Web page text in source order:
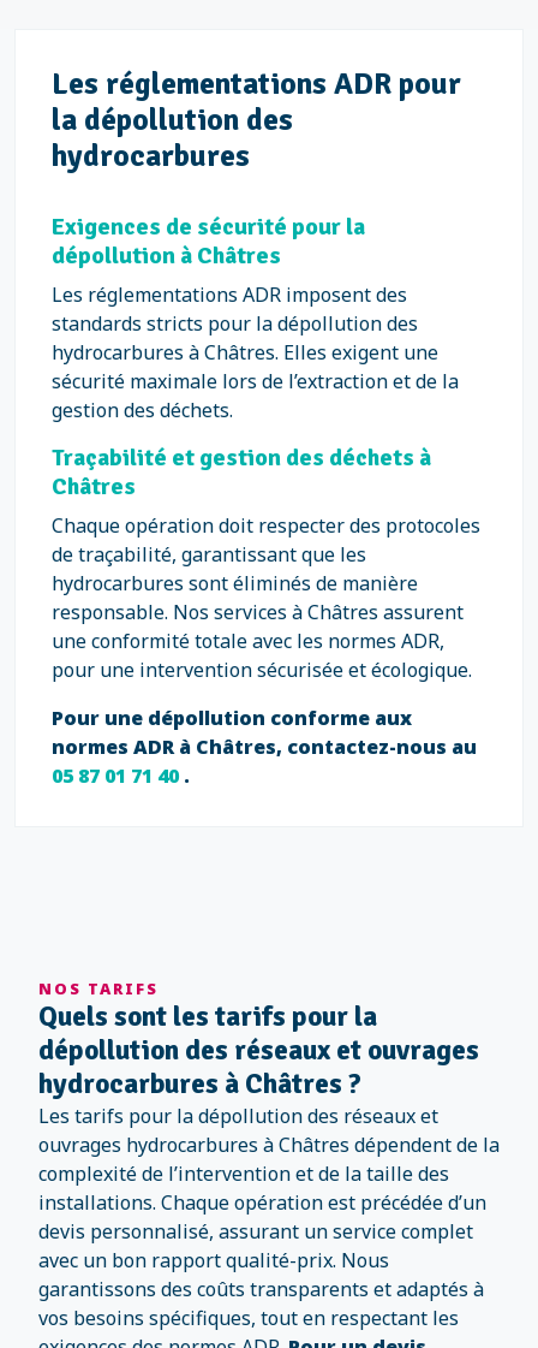
Les réglementations ADR pour
la dépollution des
hydrocarbures
Exigences de sécurité pour la
dépollution à Châtres
Les réglementations ADR imposent des
standards stricts pour la dépollution des
hydrocarbures à Châtres. Elles exigent une
sécurité maximale lors de l’extraction et de la
gestion des déchets.
Traçabilité et gestion des déchets à
Châtres
Chaque opération doit respecter des protocoles
de traçabilité, garantissant que les
hydrocarbures sont éliminés de manière
responsable. Nos services à Châtres assurent
une conformité totale avec les normes ADR,
pour une intervention sécurisée et écologique.
Pour une dépollution conforme aux
normes ADR à Châtres, contactez-nous au
05 87 01 71 40.
NOS TARIFS
Quels sont les tarifs pour la
dépollution des réseaux et ouvrages
hydrocarbures à Châtres ?
Les tarifs pour la dépollution des réseaux et
ouvrages hydrocarbures à Châtres dépendent de la
complexité de l’intervention et de la taille des
installations. Chaque opération est précédée d’un
devis personnalisé, assurant un service complet
avec un bon rapport qualité-prix. Nous
garantissons des coûts transparents et adaptés à
vos besoins spécifiques, tout en respectant les